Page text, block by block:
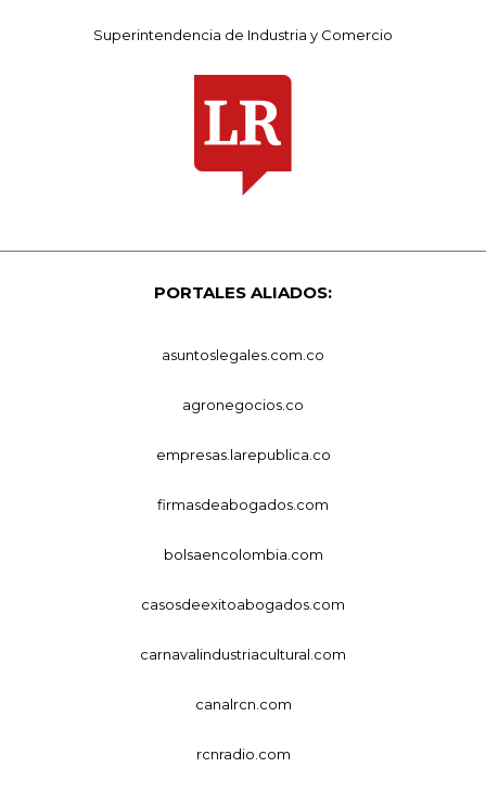
Superintendencia de Industria y Comercio
PORTALES ALIADOS:
asuntoslegales.com.co
agronegocios.co
empresas.larepublica.co
firmasdeabogados.com
bolsaencolombia.com
casosdeexitoabogados.com
carnavalindustriacultural.com
canalrcn.com
rcnradio.com